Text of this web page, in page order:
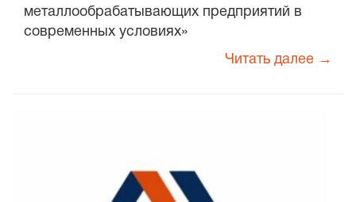
металлообрабатывающих предприятий в
современных условиях»
Читать далее →